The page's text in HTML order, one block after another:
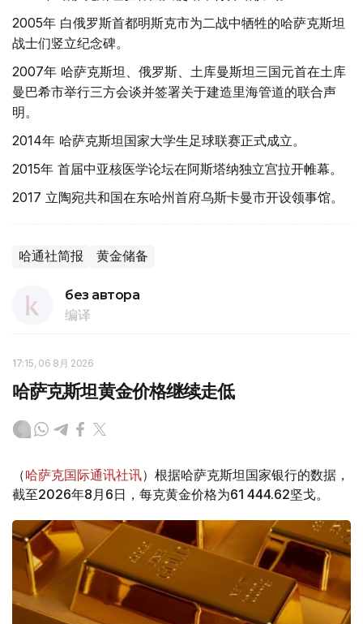
2005年 白俄罗斯首都明斯克市为二战中牺牲的哈萨克斯坦
战士们竖立纪念碑。
2007年 哈萨克斯坦、俄罗斯、土库曼斯坦三国元首在土库
曼巴希市举行三方会谈并签署关于建造里海管道的联合声
明。
2014年 哈萨克斯坦国家大学生足球联赛正式成立。
2015年 首届中亚核医学论坛在阿斯塔纳独立宫拉开帷幕。
2017 立陶宛共和国在东哈州首府乌斯卡曼市开设领事馆。
哈通社简报 黄金储备
без автора
编译
17:15, 06 8月 2026
哈萨克斯坦黄金价格继续走低
（哈萨克国际通讯社讯）根据哈萨克斯坦国家银行的数据，
截至2026年8月6日，每克黄金价格为61 444.62坚戈。